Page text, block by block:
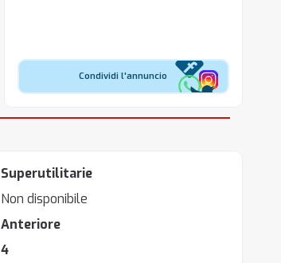
Condividi l'annuncio
Superutilitarie
Non disponibile
Anteriore
4